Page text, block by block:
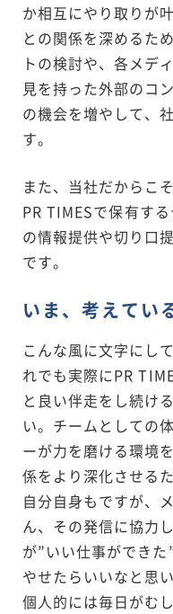
か相互にやり取りが
との関係を深めるた
トの検討や、各メデ
見を持った外部のコ
の機会を増やして、
す。
また、当社だからこ
PR TIMESで保有す
の情報提供や切り口
です。
いま、考えてい
こんな風に文字にし
れでも実際にPR
と良い伴走をし続け
い。チームとしての
ーが力を磨ける環境
係をより深化させる
自分自身もですが、
ん、その発信に協力
が”いい仕事ができ
やせたらいいなと思い
個人的には毎日がむ